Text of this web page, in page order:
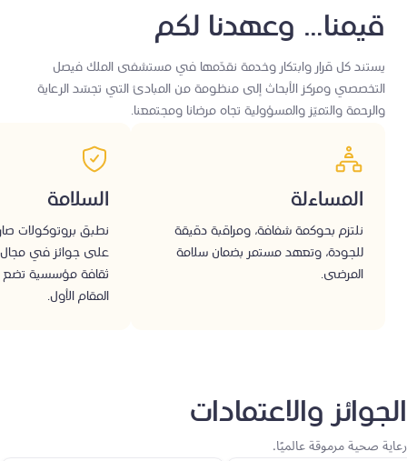
قيمنا… وعهدنا لكم
يستند كل قرار وابتكار وخدمة نقدّمها في مستشفى الملك فيصل
التخصصي ومركز الأبحاث إلى منظومة من المبادئ التي تجسّد الرعاية
والرحمة والتميّز والمسؤولية تجاه مرضانا ومجتمعنا.
المساءلة
نلتزم بحوكمة شفافة، ومراقبة دقيقة
للجودة، وتعهد مستمر بضمان سلامة
المرضى.
السلامة
نطبق بروتوكولات
على جوائز في مجال
ثقافة مؤسسية تضع
المقام الأول.
الجوائز والاعتمادات
رعاية صحية مرموقة عالميًا.